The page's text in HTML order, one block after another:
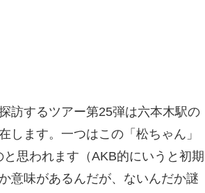
訪するツアー第25弾は六本木駅の
します。一つはこの「松ちゃん」
思われます（AKB的にいうと初期
意味があるんだが、ないんだか謎